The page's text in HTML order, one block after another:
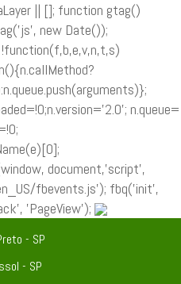
|| []; function gtag()
new Date());
!function(f,b,e,v,n,t,s)
n.queue=
document,'script',
fbevents.js'); fbq('init',
'PageView');
- SP
- SP